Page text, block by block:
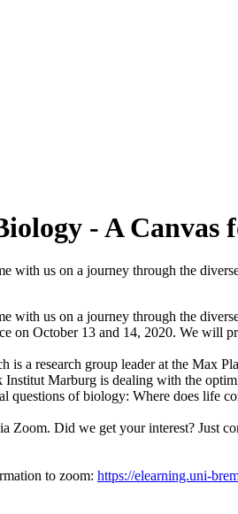
- A Canvas
with us on a journey through the
with us on a journey through the
October 13 and 14, 2020. We will
a research group leader at the Max
Marburg is dealing with the
of biology: Where does life
Did we get your interest? Just
to zoom: https://elearning.uni-